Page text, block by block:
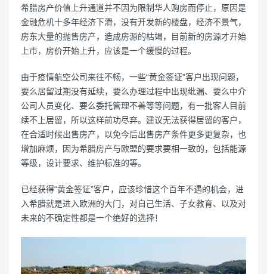
希腊房产价值上升通道并不因为限制华人购房而停止，原因是
金融危机十多年经济下滑，没有开发新的楼盘，经济不景气，
房东大量的抛售房产，造成房源的枯竭，目前新的房源才开始
上市，房价开始上升，应该是一个缓慢的过程。
由于疫情航空公司来往不畅，一些“黄金签证”客户出现问题，
要么居留过期没有延续，要么办理过程中出现纰漏、要么中介
公司人员变化、要么委托管理不善等等问题，有一批客人目前
续不上居留，所以这样前功尽弃。建议无法获得居留的客户，
在合适时候出售房产，以免今后出售房产条件更多更复杂，也
增加麻烦，因为希腊房产与欧盟的要求要相一致的，包括能源
等级，设计要求、维护标准的等。
已经获得“黄金签证”客户，应该珍惜这个百年不遇的机会，进
入希腊就是进入欧洲的大门，对自己生活、子女教育、以及对
未来的不确定性都是一个绝好的选择！